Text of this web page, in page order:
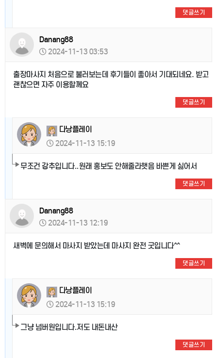
댓글쓰기
Danang88
2024-11-13 03:53
출장마사지 처음으로 불러보는데 후기들이 좋아서 기대되네요. 받고
괜찮으면 자주 이용할께요
댓글쓰기
다낭플레이
2024-11-13 15:19
무조건 강추입니다..원래 홍보도 안해줄라햇음 바쁜게 싫어서
댓글쓰기
Danang88
2024-11-13 12:19
새벽에 문의해서 마사지 받았는데 마사지 완전 굿입니다^^
댓글쓰기
다낭플레이
2024-11-13 15:19
그냥 넘버원입니다.저도 내돈내산
댓글쓰기